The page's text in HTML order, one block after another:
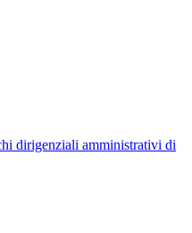
dirigenziali amministrativi di